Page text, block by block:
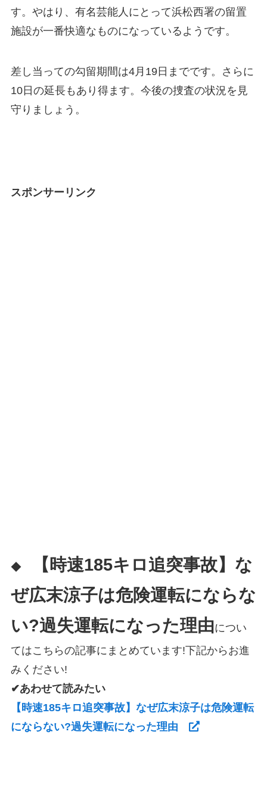
す。やはり、有名芸能人にとって浜松西署の留置
施設が一番快適なものになっているようです。
差し当っての勾留期間は4月19日までです。さらに
10日の延長もあり得ます。今後の捜査の状況を見
守りましょう。
スポンサーリンク
◆
【時速185キロ追突事故】な
ぜ広末涼子は危険運転にならな
い?過失運転になった理由につい
てはこちらの記事にまとめています!下記からお進
みください!
✔あわせて読みたい
【時速185キロ追突事故】なぜ広末涼子は危険運転
にならない?過失運転になった理由